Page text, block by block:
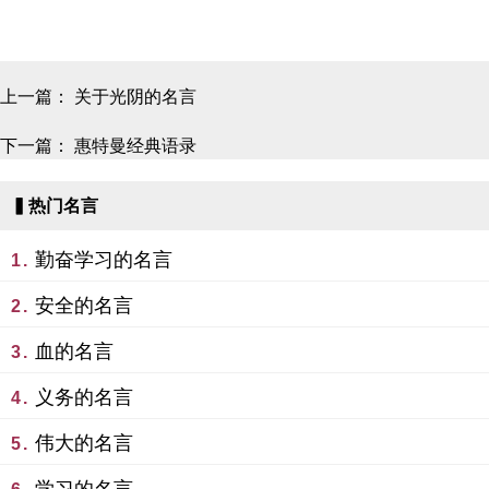
上一篇： 关于光阴的名言
下一篇： 惠特曼经典语录
▍热门名言
1. 勤奋学习的名言
2. 安全的名言
3. 血的名言
4. 义务的名言
5. 伟大的名言